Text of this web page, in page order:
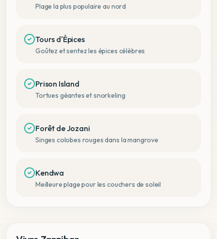
Plage la plus populaire au nord
Tours d'Épices
Goûtez et sentez les épices célèbres
Prison Island
Tortues géantes et snorkeling
Forêt de Jozani
Singes colobes rouges dans la mangrove
Kendwa
Meilleure plage pour les couchers de soleil